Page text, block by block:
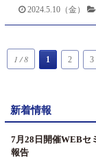
2024.5.10（金）
1 / 8 1 2 3
新着情報
7月28日開催WEBセ
報告